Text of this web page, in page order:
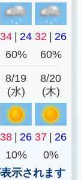
34 | 24 32 | 26
60% 60%
8/19
(水)
8/20
(木)
38 | 26 37 | 26
10%
0%
示されます